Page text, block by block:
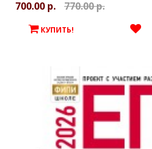
700.00 р. 770.00 р.
КУПИТЬ!